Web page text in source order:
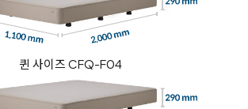
퀸 사이즈 CFQ-F04